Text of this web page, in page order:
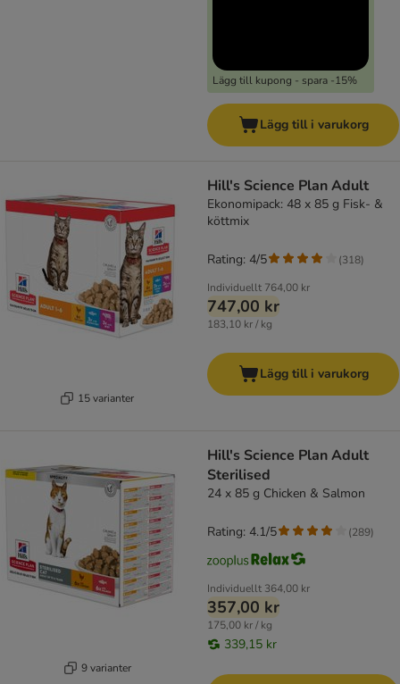
Lägg till kupong - spara -15%
Lägg till i varukorg
15 varianter
Hill's Science Plan Adult
Ekonomipack: 48 x 85 g Fisk- &
köttmix
Individuellt 764,00 kr
747,00 kr
183,10 kr / kg
Rating: 4/5 (318)
Lägg till i varukorg
9 varianter
Hill's Science Plan Adult
Sterilised
24 x 85 g Chicken & Salmon
Individuellt 364,00 kr
357,00 kr
175,00 kr / kg
339,15 kr
Rating: 4.1/5 (289)